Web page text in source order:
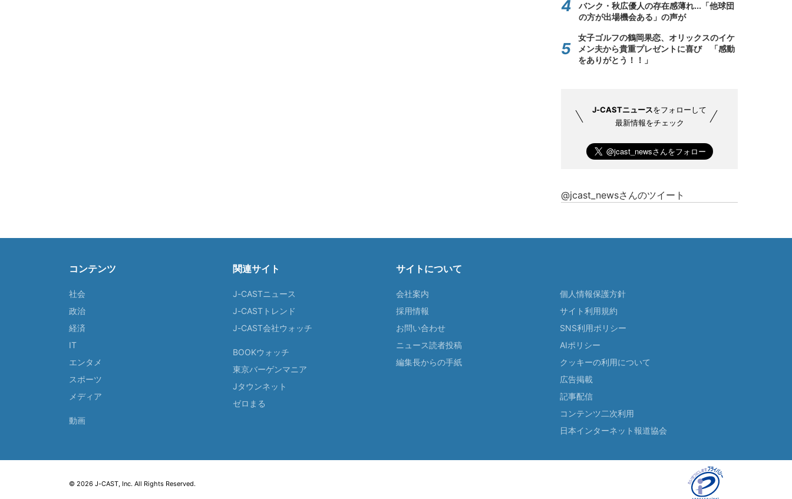
バンク・秋広優人の存在感薄れ...「他球団
の方が出場機会ある」の声が
女子ゴルフの鶴岡果恋、オリックスのイケ
メン夫から貴重プレゼントに喜び 「感動
をありがとう！！」
J-CASTニュースをフォローして
最新情報をチェック
@jcast_newsさんのツイート
コンテンツ
社会
政治
経済
IT
エンタメ
スポーツ
メディア
動画
関連サイト
J-CASTニュース
J-CASTトレンド
J-CAST会社ウォッチ
BOOKウォッチ
東京バーゲンマニア
Jタウンネット
ゼロまる
サイトについて
会社案内
採用情報
お問い合わせ
ニュース読者投稿
編集長からの手紙
個人情報保護方針
サイト利用規約
SNS利用ポリシー
AIポリシー
クッキーの利用について
広告掲載
記事配信
コンテンツ二次利用
日本インターネット報道協会
© 2026 J-CAST, Inc. All Rights Reserved.